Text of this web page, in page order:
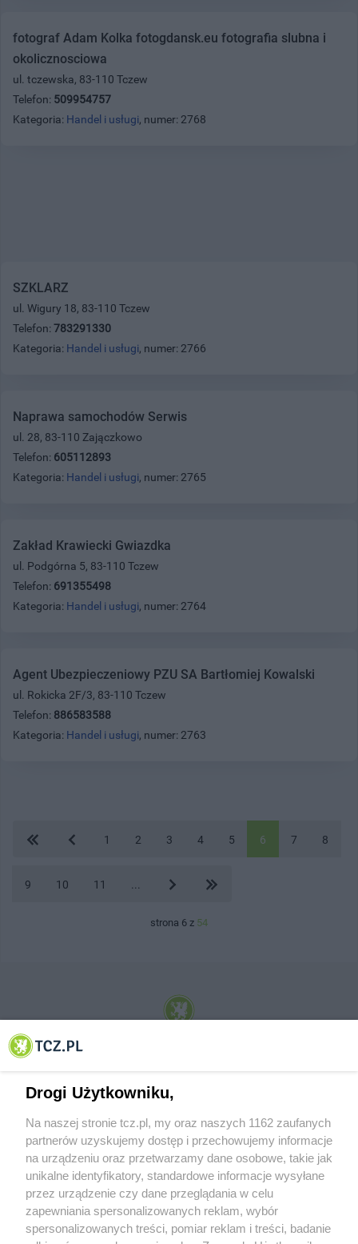
fotograf Adam Kolka fotogdansk.eu fotografia slubna i
okolicznosciowa
ul. tczewska, 83-110 Tczew
Telefon: 509954757
Kategoria: Handel i usługi, numer: 2768
SZKLARZ
ul. Wigury 18, 83-110 Tczew
Telefon: 783291330
Kategoria: Handel i usługi, numer: 2766
Naprawa samochodów Serwis
ul. 28, 83-110 Zajączkowo
Telefon: 605112893
Kategoria: Handel i usługi, numer: 2765
Zakład Krawiecki Gwiazdka
ul. Podgórna 5, 83-110 Tczew
Telefon: 691355498
Kategoria: Handel i usługi, numer: 2764
Agent Ubezpieczeniowy PZU SA Bartłomiej Kowalski
ul. Rokicka 2F/3, 83-110 Tczew
Telefon: 886583588
Kategoria: Handel i usługi, numer: 2763
1 2 3 4 5 6 7 8
9 10 11
strona 6 z 54
© 2001-2026 Tczew - TCZ.PL Sp. z o.o. Internetowy Serwis Informacyjny Miasta
O FIRMIE POLITYKA PRYWATNOŚCI HOSTING
Drogi Użytkowniku,
Na naszej stronie tcz.pl, my oraz naszych 1162 zaufanych
partnerów uzyskujemy dostęp i przechowujemy informacje
na urządzeniu oraz przetwarzamy dane osobowe, takie jak
unikalne identyfikatory, standardowe informacje wysyłane
przez urządzenie czy dane przeglądania w celu
zapewniania spersonalizowanych reklam, wybór
spersonalizowanych treści, pomiar reklam i treści, badanie